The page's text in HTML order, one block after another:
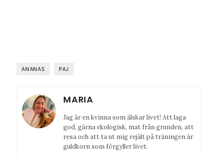
ANANAS PAJ
MARIA
Jag är en kvinna som älskar livet! Att laga
god, gärna ekologisk, mat från grunden, att
resa och att ta ut mig rejält på träningen är
guldkorn som förgyller livet.